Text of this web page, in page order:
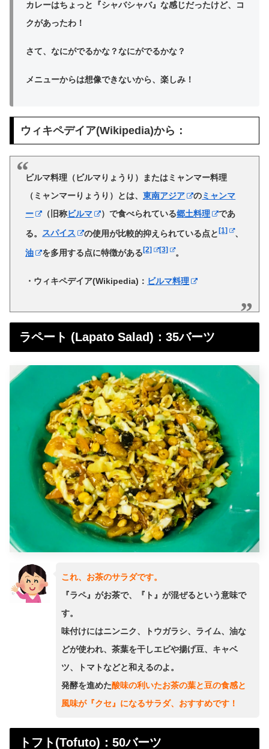
カレーはちょっと『シャバシャバ』な感じだったけど、コ
クがあったわ！
さて、なにがでるかな？なにがでるかな？
メニューからは想像できないから、楽しみ！
ウィキペデイア(Wikipedia)から：
ビルマ料理 （ビルマりょうり）またはミャンマー料理
（ミャンマーりょうり）とは、東南アジア のミャンマ
ー
（旧称ビルマ ）で食べられている郷土料理 であ
る。 スパイス の使用が比較的抑えられている点と[1] 、
油 を多用する点に特徴がある[2] [3] 。
・ウィキペデイア(Wikipedia)： ビルマ料理
ラペート (Lapato Salad)：35バーツ
これ、お茶のサラダです。
『ラペ』がお茶で、『ト』が混ぜるという意味で
す。
味付けにはニンニク、トウガラシ、ライム、油な
どが使われ、茶葉を干しエビや揚げ豆、キャベ
ツ、トマトなどと和えるのよ。
発酵を進めた酸味の利いたお茶の葉と豆の食感と
風味が『クセ』になるサラダ、おすすめです！
トフト(Tofuto)：50バーツ